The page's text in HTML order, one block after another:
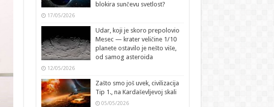
blokira sunčevu svetlost?
17/05/2026
Udar, koji je skoro prepolovio
Mesec — krater veličine 1/10
planete ostavilo je nešto više,
od samog asteroida
12/05/2026
Zašto smo još uvek, civilizacija
Tip 1., na Kardaševljevoj skali
05/05/2026